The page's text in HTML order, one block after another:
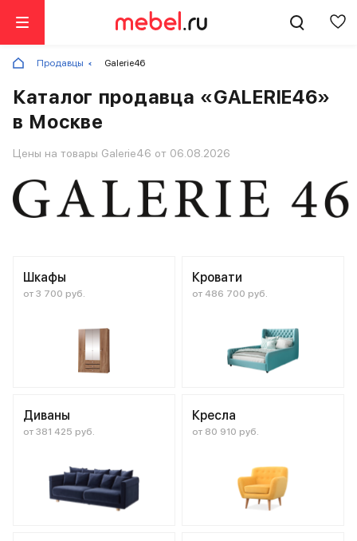
Продавцы Galerie46
Каталог продавца «GALERIE46»
в Москве
Цены на товары Galerie46 от 06.08.2026
Шкафы
от 3 700 руб.
Кровати
от 486 700 руб.
Диваны
от 381 425 руб.
Кресла
от 80 910 руб.